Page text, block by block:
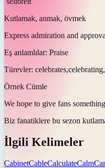
Kutlamak, anmak, övmek
Express admiration and
Eş anlamlılar: Praise
Türevler:
Örnek Cümle
We hope to give fans
Biz fanatiklere bu sezon
İlgili Kelimeler
CabinetCableCalculateCalm